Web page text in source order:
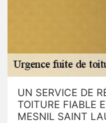
UN SERVICE DE
TOITURE FIABLE
MESNIL SAINT